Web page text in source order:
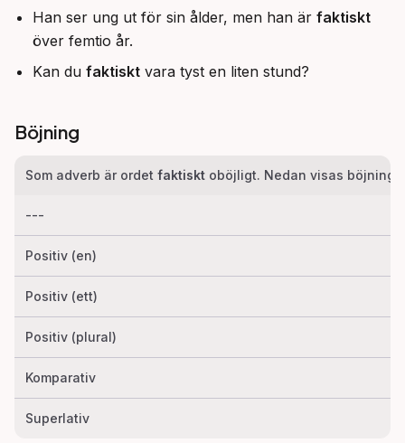
Han ser ung ut för sin ålder, men han är faktiskt
över femtio år.
Kan du faktiskt vara tyst en liten stund?
Böjning
Som adverb är ordet faktiskt oböjligt. Nedan visas
---
Positiv (en)
Positiv (ett)
Positiv (plural)
Komparativ
Superlativ